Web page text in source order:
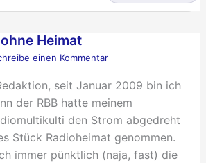
Heimat
einen Kommentar
seit Januar 2009 bin ich
der RBB hatte meinem
den Strom abgedreht
Stück Radioheimat genommen.
immer pünktlich (naja, fast) die